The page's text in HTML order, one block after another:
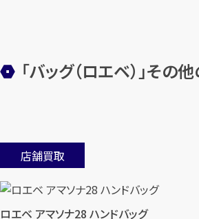
「バッグ（ロエベ）」そ
店舗買取
ロエベ アマソナ28 ハンドバッグ